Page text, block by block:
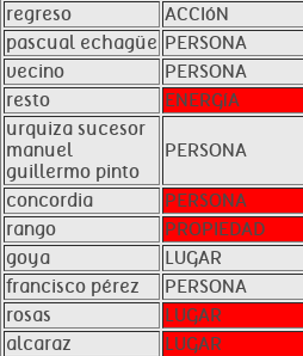
regreso
ACCIóN
pascual echagüe PERSONA
vecino
PERSONA
resto
ENERGíA
urquiza sucesor
manuel
guillermo pinto
PERSONA
concordia PERSONA
rango
PROPIEDAD
goya
LUGAR
francisco pérez
PERSONA
rosas
LUGAR
alcaraz
LUGAR